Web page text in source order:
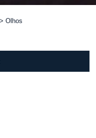
Olhos